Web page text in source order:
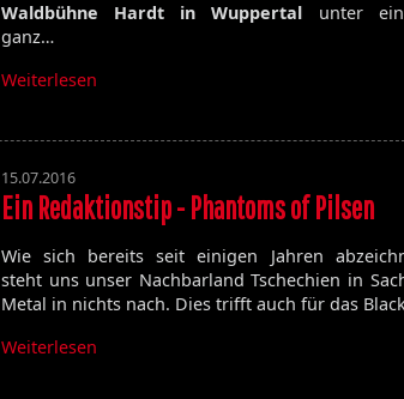
Waldbühne Hardt in Wuppertal unter
ganz…
Weiterlesen
15.07.2016
Ein Redaktionstip - Phantoms of Pilsen
Wie sich bereits seit einigen Jahren
steht uns unser Nachbarland Tschechien in
Metal in nichts nach. Dies trifft auch für das
Weiterlesen